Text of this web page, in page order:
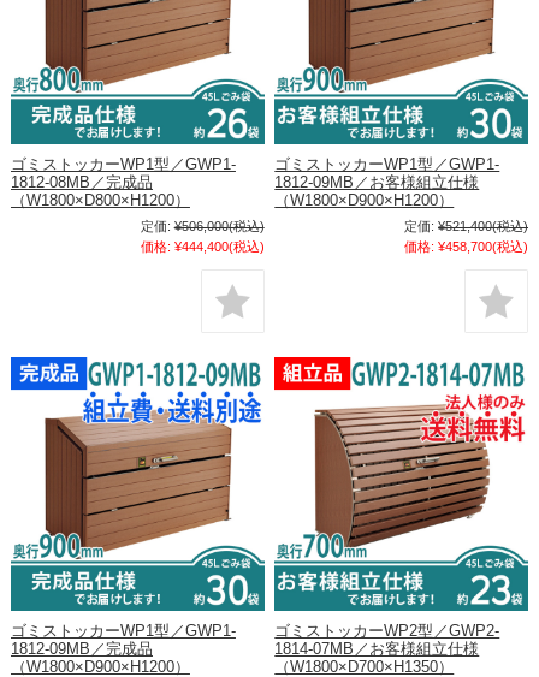
ゴミストッカーWP1型／GWP1-
1812-08MB／完成品
（W1800×D800×H1200）
定価: ¥506,000(税込)
価格: ¥444,400(税込)
ゴミストッカーWP1型／GWP1-
1812-09MB／お客様組立仕様
（W1800×D900×H1200）
定価: ¥521,400(税込)
価格: ¥458,700(税込)
ゴミストッカーWP1型／GWP1-
1812-09MB／完成品
（W1800×D900×H1200）
ゴミストッカーWP2型／GWP2-
1814-07MB／お客様組立仕様
（W1800×D700×H1350）